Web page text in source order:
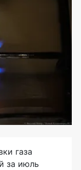
газа
за июль